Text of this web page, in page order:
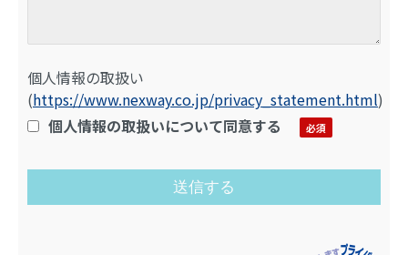
個人情報の取扱い
(https://www.nexway.co.jp/privacy_statement.html)
個人情報の取扱いについて同意する